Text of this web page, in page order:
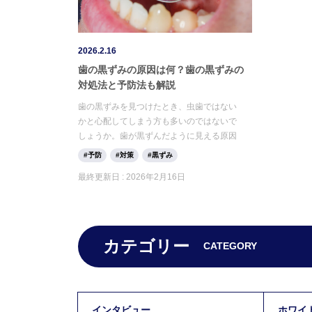
2026.2.16
歯の黒ずみの原因は何？歯の黒ずみの
対処法と予防法も解説
歯の黒ずみを見つけたとき、虫歯ではない
かと心配してしまう方も多いのではないで
しょうか。歯が黒ずんだように見える原因
は、虫歯だけではありません。しかし、歯
の黒ずみは通常の歯磨きでは落ちにくいの
も事実です。今回は、歯が黒ずむ原因とそ
予防 対策 黒ずみ
最終更新日 : 2026年2月16日
カテゴリー CATEGORY